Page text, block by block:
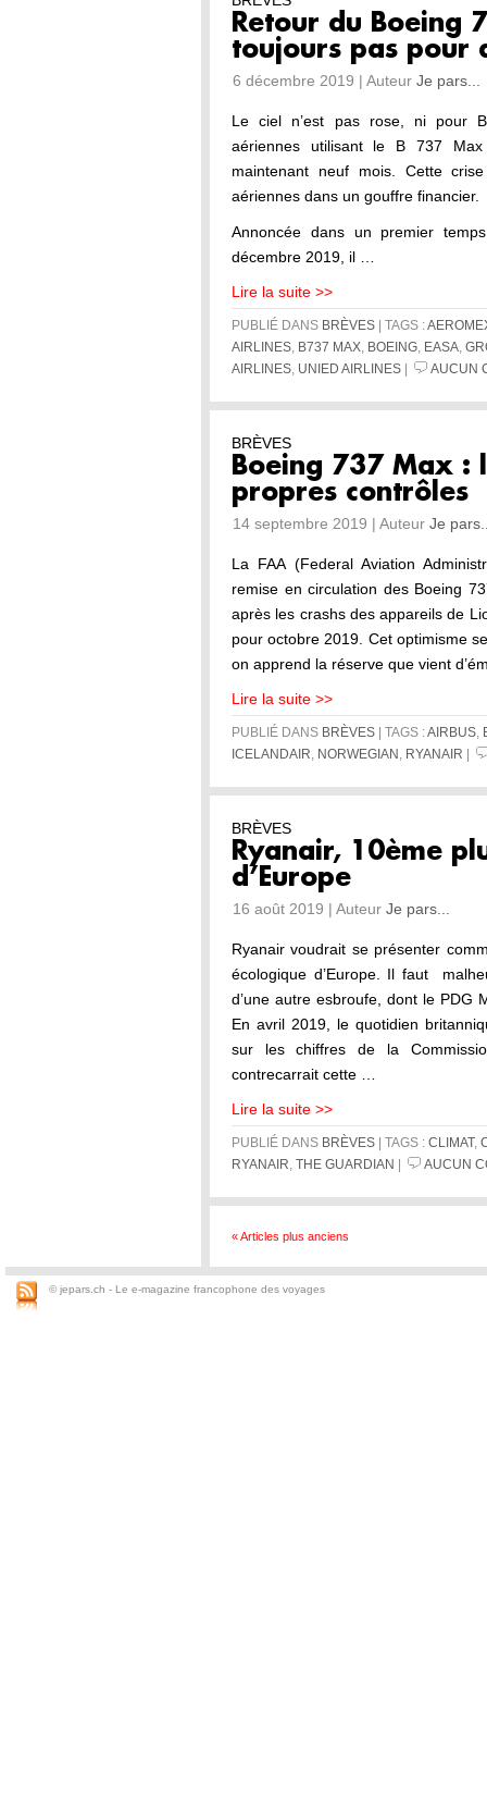
Retour du Boeing
toujours pas pour
6 décembre 2019 | Auteur Je pars...
Le ciel n’est pas rose, ni pour
aériennes utilisant le B 737
maintenant neuf mois. Cette
aériennes dans un gouffre financier.
Annoncée dans un premier
décembre 2019, il …
Lire la suite >>
PUBLIÉ DANS BRÈVES | TAGS :
AIRLINES
B737 MAX BOEING EASA
AIRLINES UNIED AIRLINES AUCUN
BRÈVES
Boeing 737 Max :
propres contrôles
14 septembre 2019 | Auteur Je
La FAA (Federal Aviation
remise en circulation des Boeing
après les crashs des appareils de
pour octobre 2019. Cet optimisme
on apprend la réserve que vient
Lire la suite >>
PUBLIÉ DANS BRÈVES | TAGS :AIRBUS
ICELANDAIR
NORWEGIAN RYANAIR
BRÈVES
Ryanair, 10ème
d’Europe
16 août 2019 | Auteur Je pars...
Ryanair voudrait se présenter
écologique d’Europe. Il faut
d’une autre esbroufe, dont le PDG
En avril 2019, le quotidien
sur les chiffres de la
contrecarrait cette …
Lire la suite >>
PUBLIÉ DANS BRÈVES | TAGS : CLIMAT,
RYANAIR THE GUARDIAN AUCUN
« Articles plus anciens
© jepars.ch - Le e-magazine francophone des voyages